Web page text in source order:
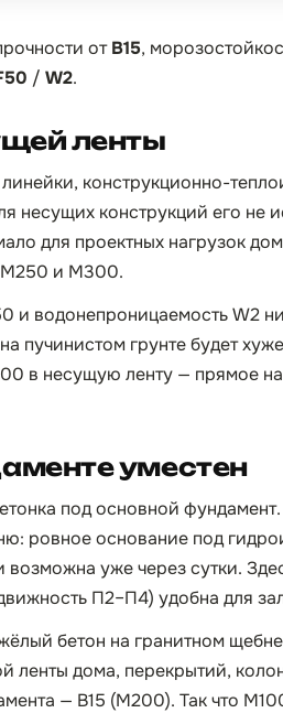
отB15,
/ W2.
ленты
конструкционно-
несущих конструкций его не
для проектных нагрузок
М250 и М300.
и водонепроницаемость W2
пучинистом грунте будет
в несущую ленту — прямое
уместен
под основной
ровное основание под
уже через сутки.
П2–П4) удобна для
бетон на гранитном
дома, перекрытий,
— B15 (М200). Так что